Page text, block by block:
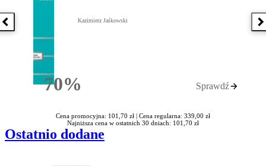
Poprzednia książka
70%Rabatu
Kazimierz Jaśkowski
Sprawdź
Cena promocyjna: 101,70 zł | Cena regularna: 339,00 zł
Najniższa cena w ostatnich 30 dniach: 101,70 zł
Ostatnio dodane